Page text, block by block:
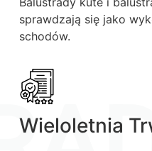
sprawdzają się jako
schodów.
Wieloletnia